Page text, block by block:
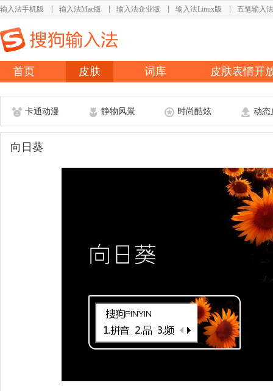
输入法手机版 输入法Mac版 输入法企业版 输入法Linux版 五笔输入法
首页 皮肤 词库 皮肤表情开
卡通动漫 静物风景 时尚酷炫 动态
向日葵